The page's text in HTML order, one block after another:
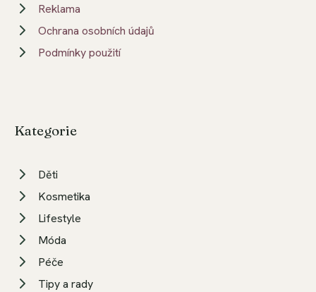
Reklama
Ochrana osobních údajů
Podmínky použití
Kategorie
Děti
Kosmetika
Lifestyle
Móda
Péče
Tipy a rady